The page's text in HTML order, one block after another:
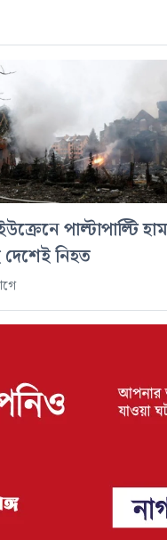
পাল্টাপাল্টি
দেশেই নিহত